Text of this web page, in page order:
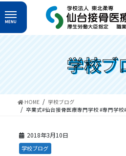
コ
ン
テ
ン
プ
ナ
ビ
ゲ
ー
動
学校ブ
HOME
学校ブログ
卒業式#仙台接骨医療専門学校 #専門学
2018年3月10日
学校ブログ